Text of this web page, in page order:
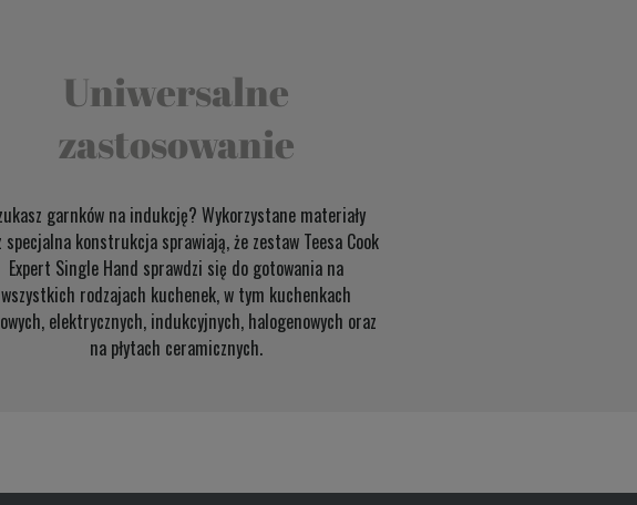
Uniwersalne
zastosowanie
garnków na indukcję? Wykorzystane materiały
specjalna konstrukcja sprawiają, że zestaw Teesa Cook
Expert Single Hand sprawdzi się do gotowania na
wszystkich rodzajach kuchenek, w tym kuchenkach
elektrycznych, indukcyjnych, halogenowych oraz
na płytach ceramicznych.